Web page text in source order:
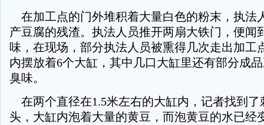
在加工点的门外堆积着大量白色的粉末，执法
产豆腐的残渣。执法人员推开两扇大铁门，便闻
味，在现场，部分执法人员被熏得几次走出加工
内摆放着6个大缸，其中几口大缸里还有部分成
臭味。
在两个直径在1.5米左右的大缸内，记者找到了
头，大缸内泡着大量的黄豆，而泡黄豆的水已经